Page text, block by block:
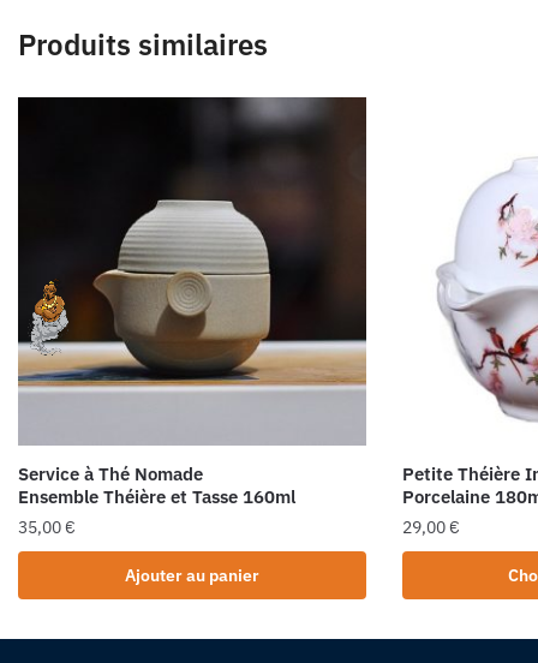
Produits similaires
Service à Thé Nomade
Ensemble Théière et Tasse 160ml
35,00€
Ajouter au panier
Petite Théière
Porcelaine
29,00€